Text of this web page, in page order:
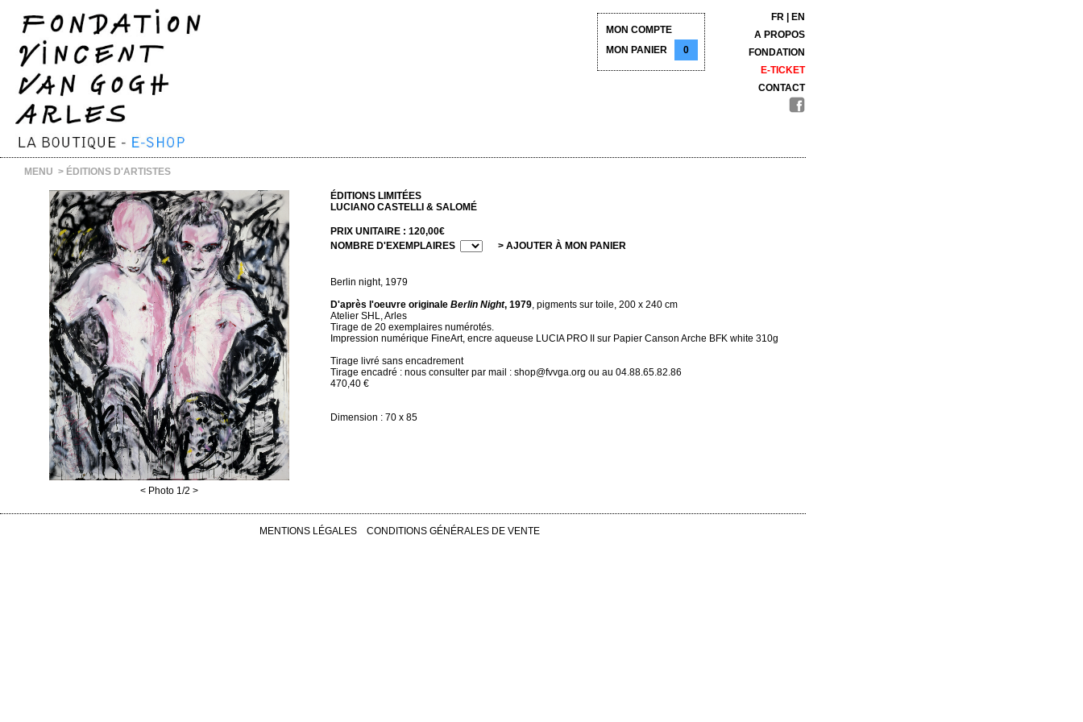
MON COMPTE
MON PANIER
0
FR
EN
A PROPOS
FONDATION
E-TICKET
CONTACT
MENU > ÉDITIONS D'ARTISTES
< Photo 1/2 >
ÉDITIONS LIMITÉES
LUCIANO CASTELLI & SALOMÉ
PRIX UNITAIRE : 120,00€
NOMBRE D'EXEMPLAIRES
> AJOUTER À MON PANIER
Berlin night, 1979
D'après l'oeuvre originale Berlin Night, 1979, pigments sur toile, 200 x 240 cm
Atelier SHL, Arles
Tirage de 20 exemplaires numérotés.
Impression numérique FineArt, encre aqueuse LUCIA PRO II sur Papier Canson Arche BFK white 310g
Tirage livré sans encadrement
Tirage encadré : nous consulter par mail : shop@fvvga.org ou au 04.88.65.82.86
470,40 €
Dimension : 70 x 85
MENTIONS LÉGALES CONDITIONS GÉNÉRALES DE VENTE